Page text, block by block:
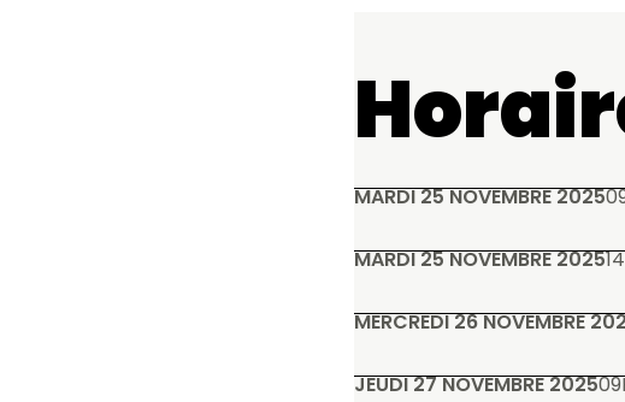
MARDI 25 NOVEMBRE 2025
MARDI 25 NOVEMBRE 2025
MERCREDI 26 NOVEMBRE
JEUDI 27 NOVEMBRE 2025